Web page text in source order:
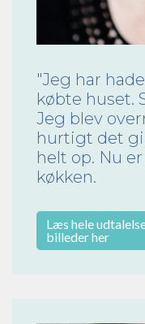
"Jeg har
købte huset.
Jeg blev
hurtigt det
helt op. Nu
køkken.
Læs hele
billeder her